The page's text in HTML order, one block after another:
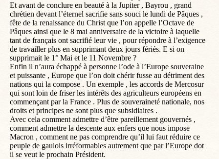
Et avant de conclure en beauté à la Jupiter , Bayrou , grand
chrétien devant l’éternel sacrifie sans souci le lundi de Pâques ,
fête de la renaissance du Christ que l’on appelle l’Octave de
Pâques ainsi que le 8 mai anniversaire de la victoire à laquelle
tant de français ont sacrifié leur vie , pour répondre à l’exigence
de travailler plus en supprimant deux jours fériés. E si on
supprimait le 1° Mai et le 11 Novembre ?
Enfin il n’aura échappé à personne l’ode à l’Europe souveraine
et puissante , Europe que l’on doit chérir fusse au détriment des
nations qui la compose . Un exemple , les accords de Mercosur
qui sont loin de friser les intérêts des agriculteurs européens en
commençant par la France . Plus de souveraineté nationale, nos
droits et principes ne sont plus que subsidiaires .
Avec cela comment admettre d’être pareillement gouvernés ,
comment admettre la descente aux enfers que nous impose
Macron , comment ne pas comprendre qu’il lui faut réduire ce
peuple de gaulois irréformables autrement que par l’Europe dot
il se veut le prochain Président.